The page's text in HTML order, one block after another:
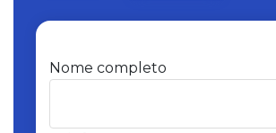
Nome completo